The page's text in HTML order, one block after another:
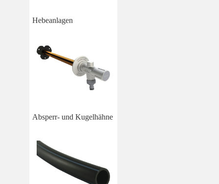
Hebeanlagen
Absperr- und Kugelhähne